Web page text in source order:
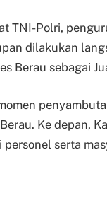
TNI-Polri,
dilakukan
Berau sebagai
Ke depan,
serta